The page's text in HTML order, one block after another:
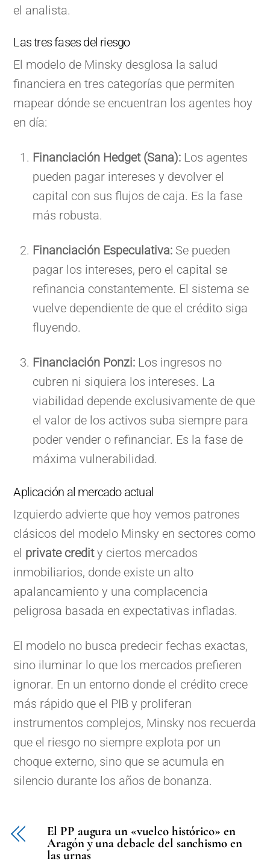
el analista.
Las tres fases del riesgo
El modelo de Minsky desglosa la salud
financiera en tres categorías que permiten
mapear dónde se encuentran los agentes hoy
en día:
Financiación Hedget (Sana): Los agentes
pueden pagar intereses y devolver el
capital con sus flujos de caja. Es la fase
más robusta.
Financiación Especulativa: Se pueden
pagar los intereses, pero el capital se
refinancia constantemente. El sistema se
vuelve dependiente de que el crédito siga
fluyendo.
Financiación Ponzi: Los ingresos no
cubren ni siquiera los intereses. La
viabilidad depende exclusivamente de que
el valor de los activos suba siempre para
poder vender o refinanciar. Es la fase de
máxima vulnerabilidad.
Aplicación al mercado actual
Izquierdo advierte que hoy vemos patrones
clásicos del modelo Minsky en sectores como
el private credity ciertos mercados
inmobiliarios, donde existe un alto
apalancamiento y una complacencia
peligrosa basada en expectativas infladas.
El modelo no busca predecir fechas exactas,
sino iluminar lo que los mercados prefieren
ignorar. En un entorno donde el crédito crece
más rápido que el PIB y proliferan
instrumentos complejos, Minsky nos recuerda
que el riesgo no siempre explota por un
choque externo, sino que se acumula en
silencio durante los años de bonanza.
El PP augura un «vuelco histórico» en
Aragón y una debacle del sanchismo en
las urnas